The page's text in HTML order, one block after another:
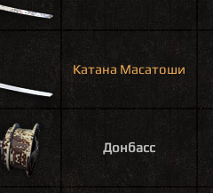
Катана Масатоши
Донбасс